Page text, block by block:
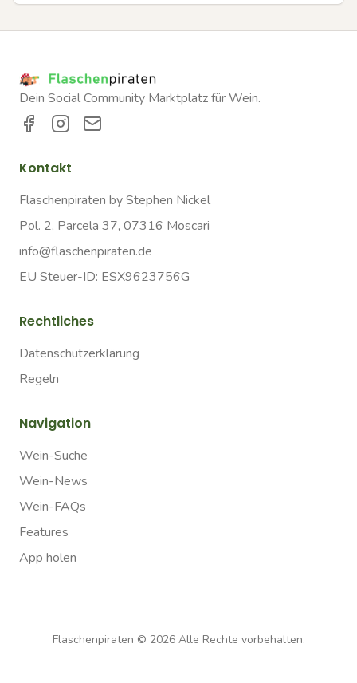
Dein Social Community Marktplatz für Wein.
Kontakt
Flaschenpiraten by Stephen Nickel
Pol. 2, Parcela 37, 07316 Moscari
info@flaschenpiraten.de
EU Steuer-ID: ESX9623756G
Rechtliches
Datenschutzerklärung
Regeln
Navigation
Wein-Suche
Wein-News
Wein-FAQs
Features
App holen
Flaschenpiraten © 2026Alle Rechte vorbehalten.